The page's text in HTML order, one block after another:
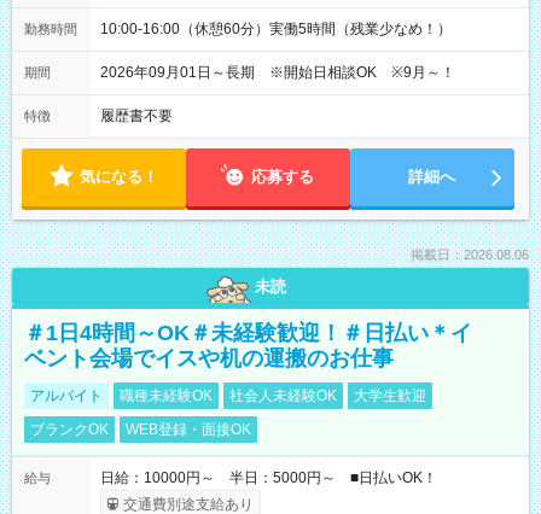
勤務時間 10:00-16:00（休憩60分）実働5時間（残業少なめ！）
期間 2026年09月01日～長期 ※開始日相談OK ※9月～！
特徴 履歴書不要
気になる！ 応募する 詳細へ
掲載日：2026.08.06
未読
＃1日4時間～OK＃未経験歓迎！＃日払い＊イ
ベント会場でイスや机の運搬のお仕事
アルバイト 職種未経験OK 社会人未経験OK
大学生歓迎
ブランクOK
WEB登録・面接OK
給与
日給：10000円～ 半日：5000円～ ■日払いOK！
交通費別途支給あり